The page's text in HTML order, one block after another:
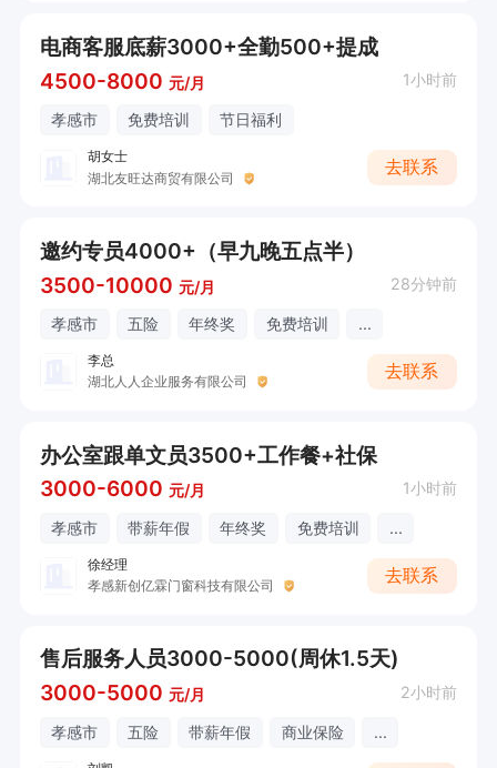
电商客服底薪3000+全勤500+提成
4500-8000 元/月 1小时前
孝感市 免费培训 节日福利
胡女士
湖北友旺达商贸有限公司
去联系
邀约专员4000+（早九晚五点半）
3500-10000 元/月 28分钟前
孝感市 五险 年终奖 免费培训 ...
李总
湖北人人企业服务有限公司
去联系
办公室跟单文员3500+工作餐+社保
3000-6000 元/月 1小时前
孝感市 带薪年假 年终奖 免费培训 ...
徐经理
孝感新创亿霖门窗科技有限公司
去联系
售后服务人员3000-5000(周休1.5天)
3000-5000 元/月 2小时前
孝感市 五险 带薪年假 商业保险 ...